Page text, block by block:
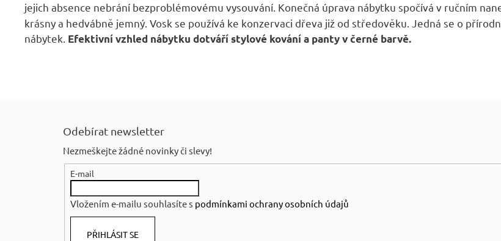
jejich absence nebrání bezproblémovému vysouvání. Konečná úprava nábytku spočívá v ručním
krásny a hedvábně jemný. Vosk se používá ke konzervaci dřeva již od středověku. Jedná se o
nábytek. Efektivní vzhled nábytku dotváří stylové kování a panty v černé barvě.
Odebírat newsletter
Nezmeškejte žádné novinky či slevy!
E-mail
Vložením e-mailu souhlasíte s podmínkami ochrany osobních údajů
PŘIHLÁSIT SE